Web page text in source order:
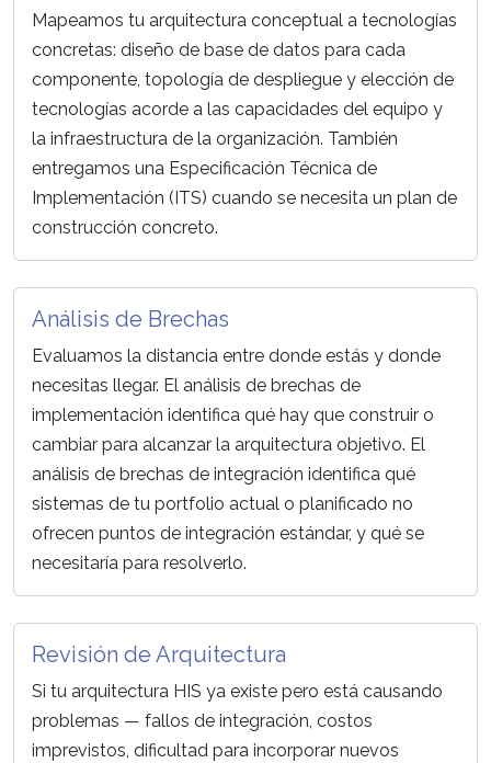
Mapeamos tu arquitectura conceptual a tecnologías
concretas: diseño de base de datos para cada
componente, topología de despliegue y elección de
tecnologías acorde a las capacidades del equipo y
la infraestructura de la organización. También
entregamos una Especificación Técnica de
Implementación (ITS) cuando se necesita un plan de
construcción concreto.
Análisis de Brechas
Evaluamos la distancia entre donde estás y donde
necesitas llegar. El análisis de brechas de
implementación identifica qué hay que construir o
cambiar para alcanzar la arquitectura objetivo. El
análisis de brechas de integración identifica qué
sistemas de tu portfolio actual o planificado no
ofrecen puntos de integración estándar, y qué se
necesitaría para resolverlo.
Revisión de Arquitectura
Si tu arquitectura HIS ya existe pero está causando
problemas — fallos de integración, costos
imprevistos, dificultad para incorporar nuevos